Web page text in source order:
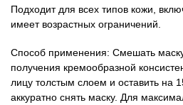
Подходит для всех типов кожи,
имеет возрастных ограничений.
Способ применения: Смешать
получения кремообразной
лицу толстым слоем и оставить на
аккуратно снять маску. Для